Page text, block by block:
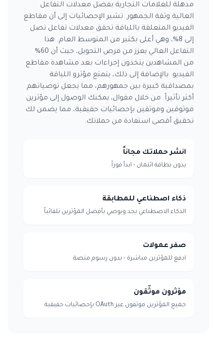
مذهلة للعلامات التجارية بفضل معدلات التفاعل
العالية وثقة الجمهور. تشير الإحصائيات إلى أن مقاطع
الفيديو المتعلقة باللياقة تحقق معدلات تفاعل تصل
إلى 8%، وهي أعلى بكثير من المتوسط العام. هذا
التفاعل العالي يعزز من فرص التحويل، حيث أن 60%
من المشاهدين يتخذون إجراءات بعد مشاهدة مقاطع
الفيديو. بالإضافة إلى ذلك، يتمتع مؤثرو اللياقة
بمصداقية كبيرة بين جمهورهم، مما يجعل توصياتهم
أكثر تأثيراً. من خلال مقوال، يمكنك الوصول إلى مؤثرين
موثوقين وموثقين بإحصائيات حقيقية، مما يضمن لك
تحقيق أقصى استفادة من حملاتك.
انشر حملاتك مجاناً
بدون بطاقة ائتمان - ابدأ فوراً
ذكاء اصطناعي للمطابقة
الذكاء الاصطناعي يجد ويوصي بأفضل المؤثرين تلقائياً
صفر عمولات
ادفع للمؤثرين مباشرة - بدون رسوم منصة
مؤثرون موثّقون
جميع المؤثرين موثقون عبر OAuth بإحصائيات حقيقية